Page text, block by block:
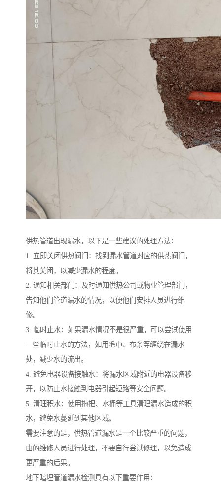
供热管道出现漏水，以下是一些建议的处理方法：
1. 立即关闭供热阀门：找到漏水管道对应的供热阀门，
将其关闭，以减少漏水的程度。
2. 通知相关部门：及时通知供热公司或物业管理部门，
告知他们管道漏水的情况，以便他们安排人员进行维
修。
3. 临时止水：如果漏水情况不是很严重，可以尝试使用
一些临时止水的方法，如用毛巾、布条等缠绕在漏水
处，减少水的流出。
4. 避免电器设备接触水：将漏水区域附近的电器设备移
开，以防止水接触到电器引起短路等安全问题。
5. 清理积水：使用拖把、水桶等工具清理漏水造成的积
水，避免水蔓延到其他区域。
需要注意的是，供热管道漏水是一个比较严重的问题，
由的维修人员进行处理，不要自行尝试修理，以免造成
更严重的后果。
地下暗埋管道漏水检测具有以下重要作用：